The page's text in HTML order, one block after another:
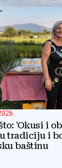
'Okusi i
tradiciju i
baštinu